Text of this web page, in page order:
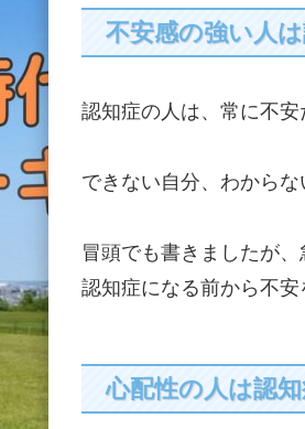
不安感の強い人
認知症の人は、常に不安
できない自分、わからな
冒頭でも書きましたが
認知症になる前から不安
心配性の人は認